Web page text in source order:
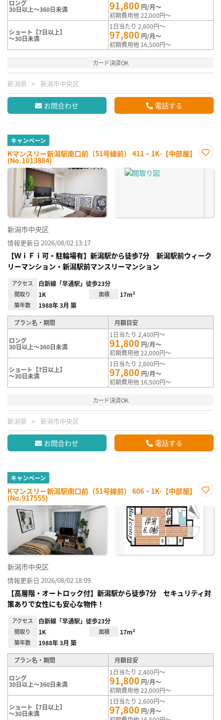
ロング
30日以上～360日未満 91,800 円/月～
初期費用他 22,000円～
ショート【7日以上】
～30日未満
1日当たり 2,600円～
97,800 円/月～
初期費用他 16,500円～
カード決済OK
新潟県 新潟市中央区
お問合わせ 電話する
キャンペーン
Kマンスリー新潟駅南口前（51号線前） 411・1K-【中部屋】
(No.1013884)
に入
新潟市中央区
情報更新日 2026/08/02 13:17
【ＷｉＦｉ可・駐輪場有】新潟駅から徒歩7分 新潟駅前ウィーク
リーマンション・新潟駅前マンスリーマンション
アクセス 白新線「早通駅」徒歩23分
間取り 1K 面積 17m²
築年数 1988年 3月 築
プラン名・期間 月額目安
ロング
30日以上～360日未満
1日当たり 2,400円～
91,800 円/月～
初期費用他 22,000円～
ショート【7日以上】
～30日未満
1日当たり 2,600円～
97,800 円/月～
初期費用他 16,500円～
カード決済OK
新潟県 新潟市中央区
お問合わせ 電話する
キャンペーン
Kマンスリー新潟駅南口前（51号線前） 606・1K-【中部屋】
(No.917555)
に入
り登
録
新潟市中央区
情報更新日 2026/08/02 18:09
【高層階・オートロック付】新潟駅から徒歩7分 セキュリティ対
策ありで女性にも安心な物件！
アクセス 白新線「早通駅」徒歩23分
間取り 1K 面積 17m²
築年数 1988年 3月 築
プラン名・期間 月額目安
ロング
30日以上～360日未満
1日当たり 2,400円～
91,800 円/月～
初期費用他 22,000円～
ショート【7日以上】
～30日未満
1日当たり 2,600円～
97,800 円/月～